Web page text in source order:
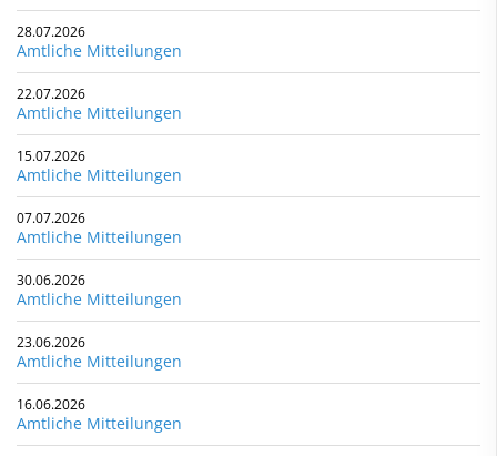
28.07.2026
Amtliche Mitteilungen
22.07.2026
Amtliche Mitteilungen
15.07.2026
Amtliche Mitteilungen
07.07.2026
Amtliche Mitteilungen
30.06.2026
Amtliche Mitteilungen
23.06.2026
Amtliche Mitteilungen
16.06.2026
Amtliche Mitteilungen